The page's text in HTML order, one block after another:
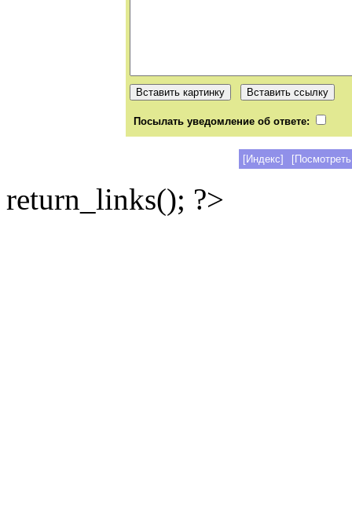
Посылать уведомление об ответе:
[Индекс]
return_links(); ?>